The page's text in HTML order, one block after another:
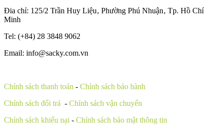
Đia chỉ: 125/2 Trần Huy Liệu‚ Phường Phú Nhuận‚ Tp. Hồ Chí
Minh
Tel: (+84) 28 3848 9062
Email: info@sacky.com.vn
Chính sách thanh toán - Chính sách bảo hành
Chính sách đổi trả - Chính sách vận chuyển
Chính sách khiếu nại - Chính sách bảo mật thông tin